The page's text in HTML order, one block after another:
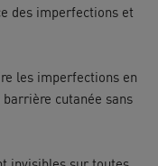
des imperfections et
les imperfections en
cutanée sans